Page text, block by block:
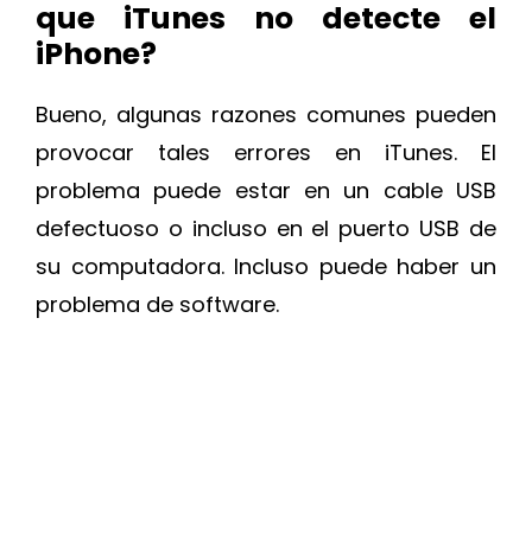
que iTunes no detecte el
iPhone?
Bueno, algunas razones comunes pueden
provocar tales errores en iTunes. El
problema puede estar en un cable USB
defectuoso o incluso en el puerto USB de
su computadora. Incluso puede haber un
problema de software.